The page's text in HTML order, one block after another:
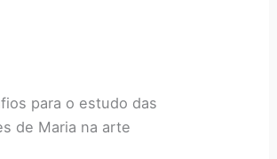
para o estudo das
de Maria na arte